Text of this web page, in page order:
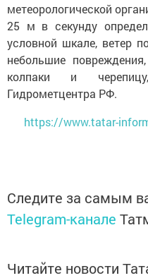
метеорологической
25 м в секунду
условной шкале, ветер
небольшие
колпаки и
Гидрометцентра РФ.
https://www.tatar-
Следите за самым
Telegram-канале
Читайте новости